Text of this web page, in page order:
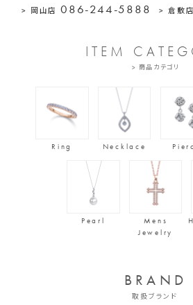
> 岡山店 086-244-5888 > 倉敷
ITEM
> 商品カテゴリ
Ring Necklace
Pearl
Mens
Jewelry
BRAND
取扱ブランド